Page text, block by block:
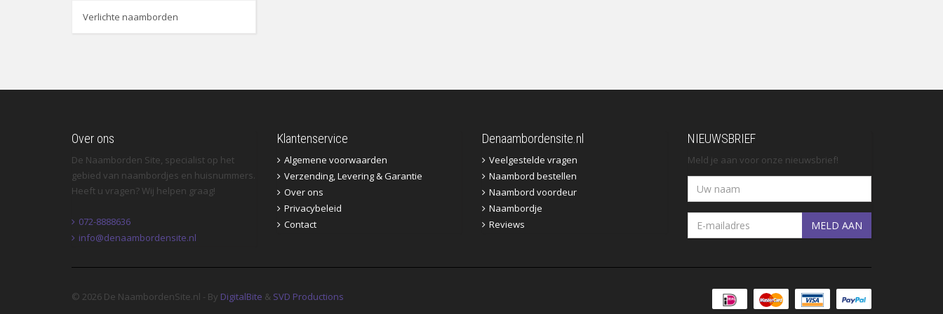
Verlichte naamborden
Over ons
De Naamborden Site, specialist op het
gebied van naambordjes en huisnummers.
Heeft u vragen? Wij helpen graag!
072-8888636
info@denaambordensite.nl
Klantenservice
Algemene voorwaarden
Verzending, Levering & Garantie
Over ons
Privacybeleid
Contact
Denaambordensite.nl
Veelgestelde vragen
Naambord bestellen
Naambord voordeur
Naambordje
Reviews
NIEUWSBRIEF
Meld je aan voor onze nieuwsbrief!
MELD AAN
© 2026 De NaambordenSite.nl - By DigitalBite & SVD Productions